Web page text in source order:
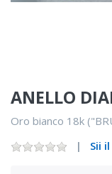
ANELLO
Oro bianco 18k
Sii